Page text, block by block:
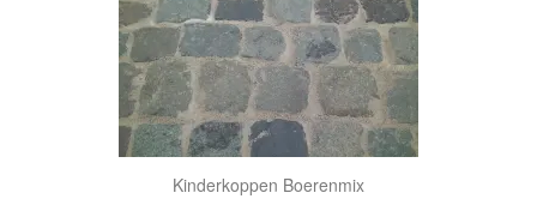
Kinderkoppen Boerenmix